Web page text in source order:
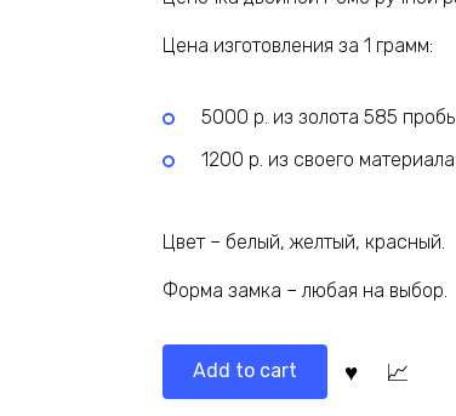
Цена изготовления за 1 грамм:
5000 р. из золота 585
1200 р. из своего
Цвет – белый, желтый, красный.
Форма замка – любая на выбор.
Add to cart